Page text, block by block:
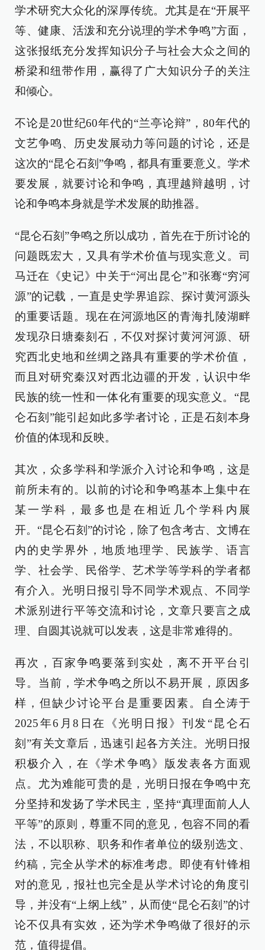
学术研究大众化的深厚传统。尤其是在“开展平
等、健康、活泼和充分说理的学术争鸣”方面，
这张报纸充分发挥知识分子与社会大众之间的
桥梁和纽带作用，赢得了广大知识分子的关注
和倾心。
不论是20世纪60年代的“兰亭论辩”，80年代的
文艺争鸣、历史发展动力等问题的讨论，还是
这次的“昆仑石刻”争鸣，都具有重要意义。学术
要发展，就要讨论和争鸣，真理越辩越明，讨
论和争鸣本身就是学术发展的助推器。
“昆仑石刻”争鸣之所以成功，首先在于所讨论的
问题既宏大，又具有学术价值与现实意义。司
马迁在《史记》中关于“河出昆仑”和张骞“穷河
源”的记载，一直是史学界追踪、探讨黄河源头
的重要话题。现在在河源地区的青海扎陵湖畔
发现尕日塘秦刻石，不仅对探讨黄河河源、研
究西北史地和丝绸之路具有重要的学术价值，
而且对研究秦汉对西北边疆的开发，认识中华
民族的统一性和一体化有重要的现实意义。“昆
仑石刻”能引起如此多学者讨论，正是石刻本身
价值的体现和反映。
其次，众多学科和学派介入讨论和争鸣，这是
前所未有的。以前的讨论和争鸣基本上集中在
某一学科，最多也是在相近几个学科内展
开。“昆仑石刻”的讨论，除了包含考古、文博在
内的史学界外，地质地理学、民族学、语言
学、社会学、民俗学、艺术学等学科的学者都
有介入。光明日报引导不同学术观点、不同学
术派别进行平等交流和讨论，文章只要言之成
理、自圆其说就可以发表，这是非常难得的。
再次，百家争鸣要落到实处，离不开平台引
导。当前，学术争鸣之所以不易开展，原因多
样，但缺少讨论平台是重要因素。自仝涛于
2025年6月8日在《光明日报》刊发“昆仑石
刻”有关文章后，迅速引起各方关注。光明日报
积极介入，在《学术争鸣》版发表各方面观
点。尤为难能可贵的是，光明日报在争鸣中充
分坚持和发扬了学术民主，坚持“真理面前人人
平等”的原则，尊重不同的意见，包容不同的看
法，不以职称、职务和作者单位的级别选文、
约稿，完全从学术的标准考虑。即使有针锋相
对的意见，报社也完全是从学术讨论的角度引
导，并没有“上纲上线”，从而使“昆仑石刻”的讨
论不仅具有实效，还为学术争鸣做了很好的示
范，值得提倡。